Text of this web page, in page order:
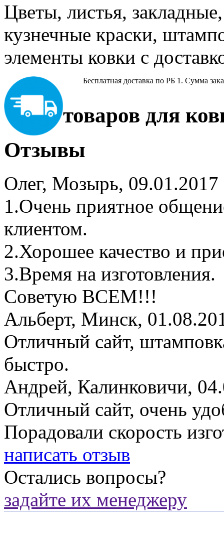
Цветы, листья,
кузнечные краски,
элементы ковки с
Бесплатная доставка по РБ 1. Сумма
товаров для
Отзывы
Олег, Мозырь,
1.Очень приятное
клиентом.
2.Хорошее качество и
3.Время на изготовления.
Советую ВСЕМ!!!
Альберт, Минск,
Отличный сайт,
быстро.
Андрей, Калинковичи,
Отличный сайт, очень
Порадовали скорость
написать отзыв
Остались вопросы?
задайте их менеджеру